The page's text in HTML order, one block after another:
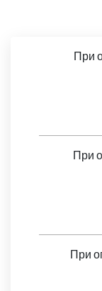
При
При
При